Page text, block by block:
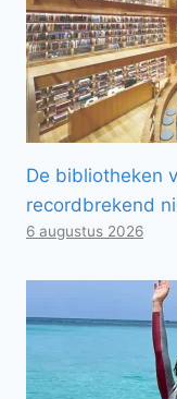
De bibliotheken
recordbrekend
6 augustus 2026